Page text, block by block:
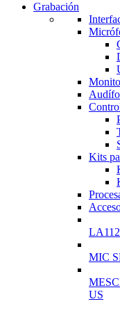
Grabación
Kits
MIC
US